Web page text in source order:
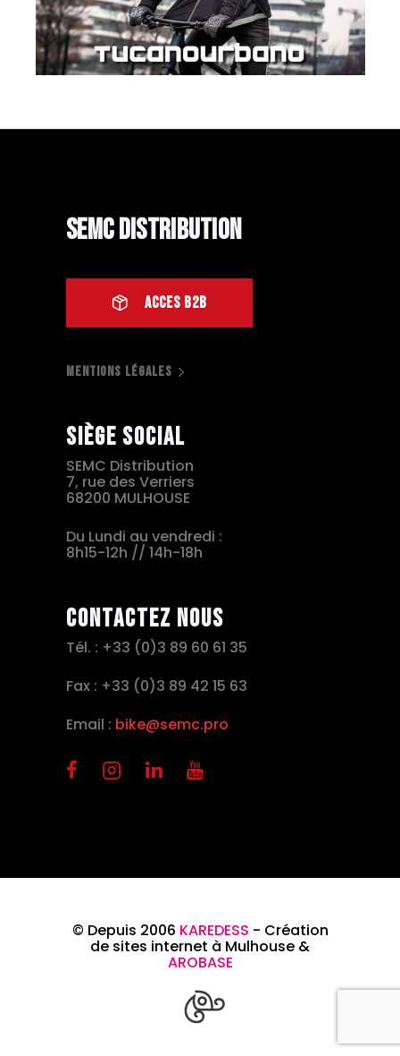
TUCANO
SEMC Distribution
ACCES B2B
MENTIONS LÉGALES
Siège social
SEMC Distribution
7, rue des Verriers
68200 MULHOUSE
Du Lundi au vendredi :
8h15-12h // 14h-18h
Contactez nous
Tél. : +33 (0)3 89 60 61 35
Fax : +33 (0)3 89 42 15 63
Email : bike@semc.pro
© Depuis 2006 KAREDESS - Création
de sites internet à Mulhouse &
AROBASE